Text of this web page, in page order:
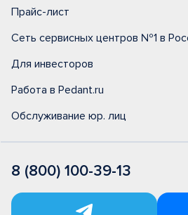
Прайс-лист
Сеть сервисных центров №1 в
Для инвесторов
Работа в Pedant.ru
Обслуживание юр. лиц
8 (800) 100-39-13